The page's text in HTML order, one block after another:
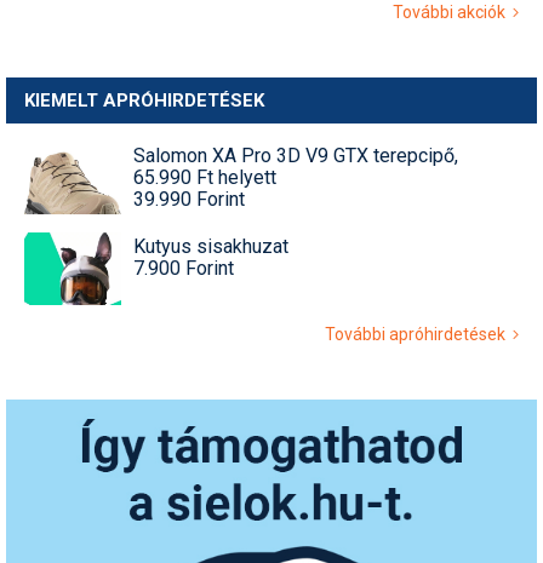
További akciók
KIEMELT APRÓHIRDETÉSEK
Salomon XA Pro 3D V9 GTX terepcipő,
65.990 Ft helyett
39.990 Forint
Kutyus sisakhuzat
7.900 Forint
További apróhirdetések